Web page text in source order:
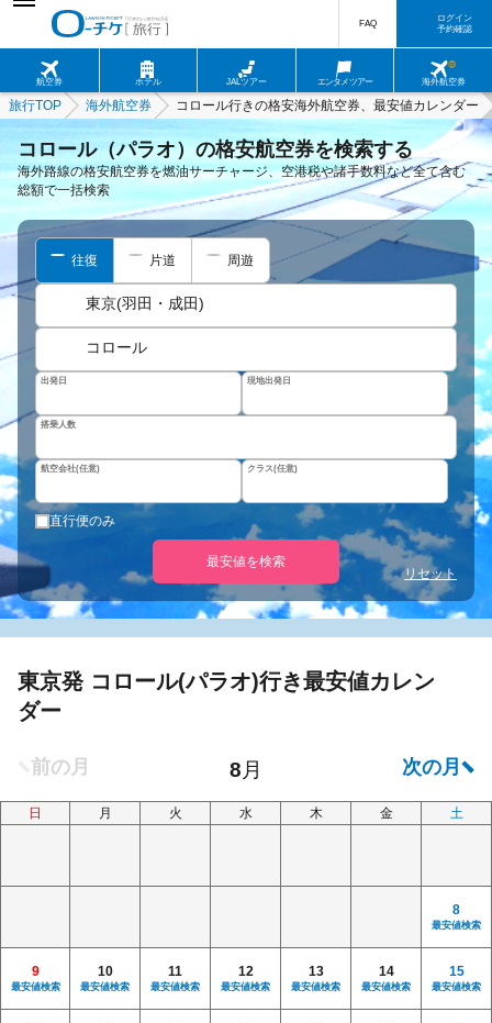
航空券 ホテル JALツアー エンタメツアー 海外航空券
FAQ
ログイン
予約確認
旅行TOP 海外航空券 コロール行きの格安海外航空券、最安値カレンダー
コロール（パラオ）の格安航空券を検索する
海外路線の格安航空券を燃油サーチャージ、空港税や諸手数料など全て含む
総額で一括検索
往復 片道 周遊
東京(羽田・成田)
コロール
出発日 現地出発日
搭乗人数
航空会社(任意) クラス(任意)
直行便のみ
最安値を検索
リセット
東京発 コロール(パラオ)行き最安値カレン
ダー
日 月 火 水 木 金 土
8
最安値検索
9
最安値検索
10
最安値検索
11
最安値検索
12
最安値検索
13
最安値検索
14
最安値検索
15
最安値検索